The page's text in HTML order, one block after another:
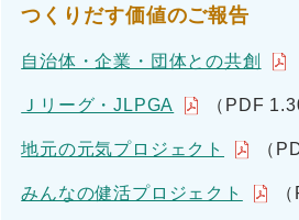
つくりだす価値のご報告
自治体・企業・団体との共創
Ｊリーグ・JLPGA （PDF
地元の元気プロジェクト （
みんなの健活プロジェクト